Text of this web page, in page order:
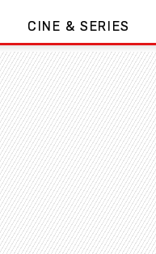
CINE & SERIES